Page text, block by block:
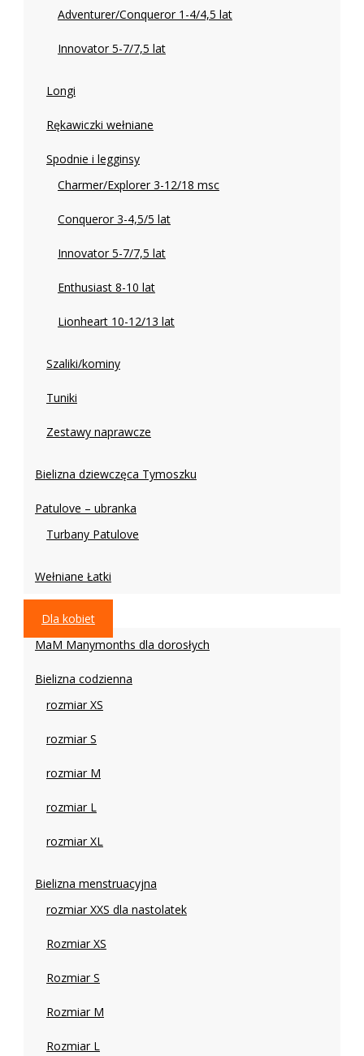
Adventurer/Conqueror 1-4/4,5 lat
Innovator 5-7/7,5 lat
Longi
Rękawiczki wełniane
Spodnie i legginsy
Charmer/Explorer 3-12/18 msc
Conqueror 3-4,5/5 lat
Innovator 5-7/7,5 lat
Enthusiast 8-10 lat
Lionheart 10-12/13 lat
Szaliki/kominy
Tuniki
Zestawy naprawcze
Bielizna dziewczęca Tymoszku
Patulove – ubranka
Turbany Patulove
Wełniane Łatki
Dla kobiet
MaM Manymonths dla dorosłych
Bielizna codzienna
rozmiar XS
rozmiar S
rozmiar M
rozmiar L
rozmiar XL
Bielizna menstruacyjna
rozmiar XXS dla nastolatek
Rozmiar XS
Rozmiar S
Rozmiar M
Rozmiar L